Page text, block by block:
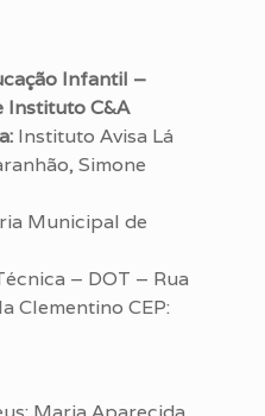
Infantil –
Instituto C&A
Instituto Avisa Lá
Simone
Municipal de
– DOT – Rua
Clementino CEP: